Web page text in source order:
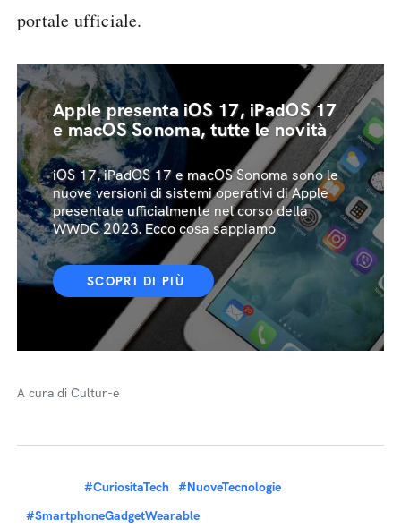
portale ufficiale.
Apple presenta iOS 17, iPadOS 17
e macOS Sonoma, tutte le novità
iOS 17, iPadOS 17 e macOS Sonoma sono le
nuove versioni di sistemi operativi di Apple
presentate ufficialmente nel corso della
WWDC 2023. Ecco cosa sappiamo
SCOPRI DI PIÙ
A cura di Cultur-e
#CuriositaTech
#NuoveTecnologie
#SmartphoneGadgetWearable